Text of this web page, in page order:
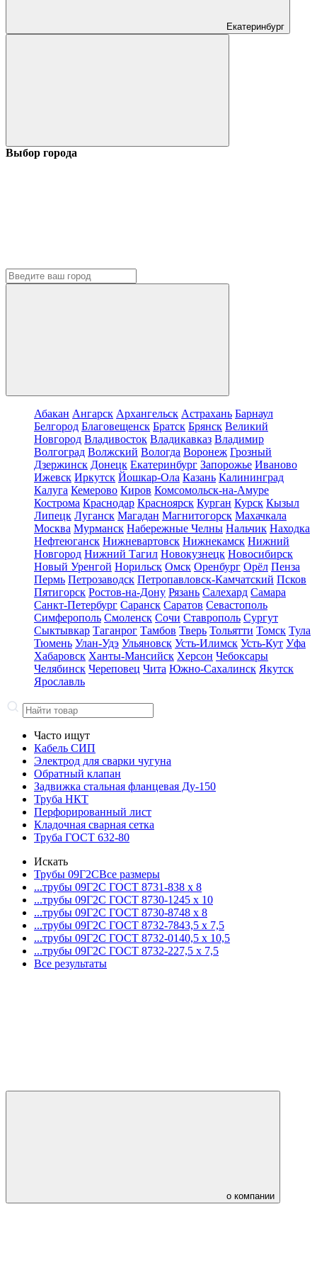
Екатеринбург
Выбор города
Абакан Ангарск Архангельск Астрахань Барнаул
Белгород Благовещенск Братск Брянск Великий
Новгород Владивосток Владикавказ Владимир
Волгоград Волжский Вологда Воронеж Грозный
Дзержинск Донецк Екатеринбург Запорожье Иваново
Ижевск Иркутск Йошкар-Ола Казань Калининград
Калуга Кемерово Киров Комсомольск-на-Амуре
Кострома Краснодар Красноярск Курган Курск Кызыл
Липецк Луганск Магадан Магнитогорск Махачкала
Москва Мурманск Набережные Челны Нальчик Находка
Нефтеюганск Нижневартовск Нижнекамск Нижний
Новгород Нижний Тагил Новокузнецк Новосибирск
Новый Уренгой Норильск Омск Оренбург Орёл Пенза
Пермь Петрозаводск Петропавловск-Камчатский Псков
Пятигорск Ростов-на-Дону Рязань Салехард Самара
Санкт-Петербург Саранск Саратов Севастополь
Симферополь Смоленск Сочи Ставрополь Сургут
Сыктывкар Таганрог Тамбов Тверь Тольятти Томск Тула
Тюмень Улан-Удэ Ульяновск Усть-Илимск Усть-Кут Уфа
Хабаровск Ханты-Мансийск Херсон Чебоксары
Челябинск Череповец Чита Южно-Сахалинск Якутск
Ярославль
Часто ищут
Кабель СИП
Электрод для сварки чугуна
Обратный клапан
Задвижка стальная фланцевая Ду-150
Труба НКТ
Перфорированный лист
Кладочная сварная сетка
Труба ГОСТ 632-80
Искать
Трубы 09Г2СВсе размеры
...трубы 09Г2С ГОСТ 8731-838 x 8
...трубы 09Г2С ГОСТ 8730-1245 x 10
...трубы 09Г2С ГОСТ 8730-8748 x 8
...трубы 09Г2С ГОСТ 8732-7843,5 x 7,5
...трубы 09Г2С ГОСТ 8732-0140,5 x 10,5
...трубы 09Г2С ГОСТ 8732-227,5 x 7,5
Все результаты
о компании